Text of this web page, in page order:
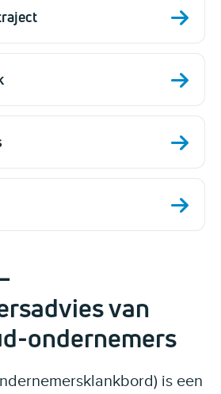
van
ondernemers
is een